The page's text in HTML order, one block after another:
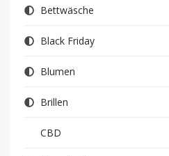
Bettwäsche
Black Friday
Blumen
Brillen
CBD